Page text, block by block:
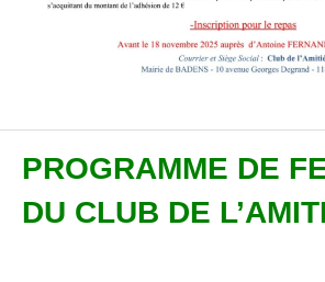
PROGRAMME DE
DU CLUB DE